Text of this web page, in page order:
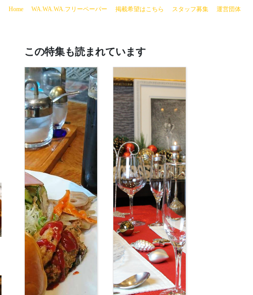
Home(current)
WA.WA.WA.フリーペーパー 掲載希望はこちら スタッフ募集 運営団体
この特集も読まれています